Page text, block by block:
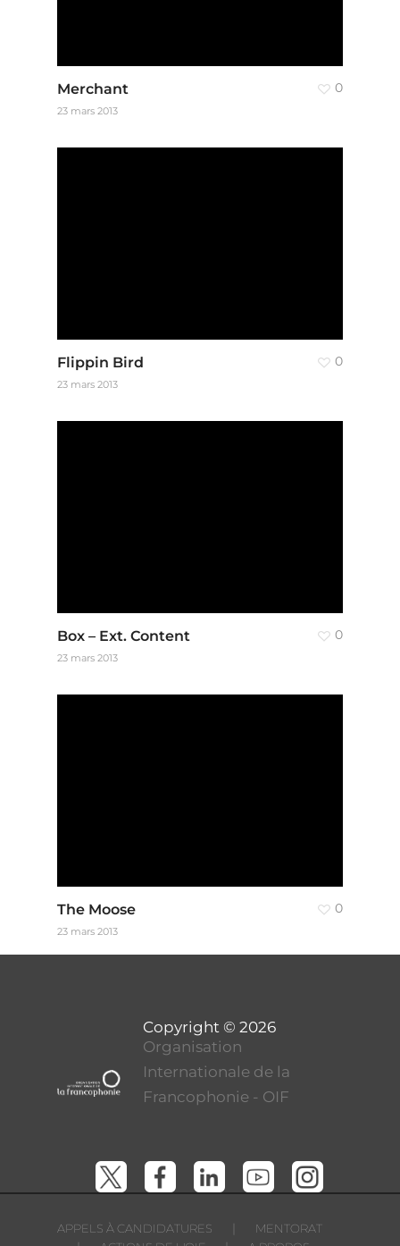
Merchant
23 mars 2013
0
Flippin Bird
23 mars 2013
0
Box – Ext. Content
23 mars 2013
0
The Moose
23 mars 2013
0
APPELS À CANDIDATURES MENTORAT
Organisation
Internationale de la
Francophonie - OIF